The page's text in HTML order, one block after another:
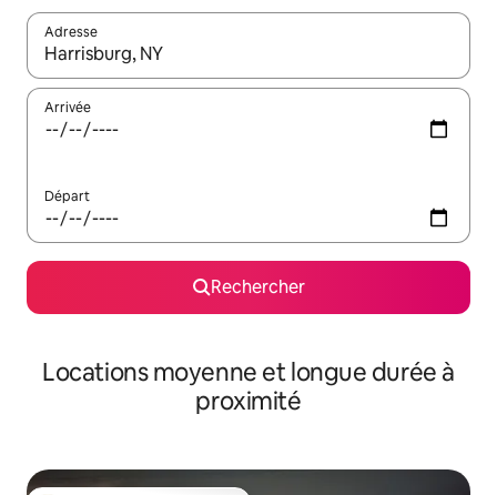
Adresse
Lorsque les résultats s'affichent, utilisez les flèches vers le
Arrivée
Départ
Rechercher
Locations moyenne et longue durée à
proximité